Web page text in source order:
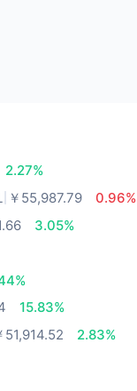
2.27%
￥55,987.79
0.96%
3.05%
15.83%
51,914.52
2.83%